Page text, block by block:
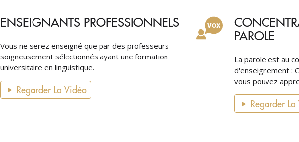
ENSEIGNANTS PROFESSIONNELS
Vous ne serez enseigné que par des professeurs
soigneusement sélectionnés ayant une formation
universitaire en linguistique.
Regarder La Vidéo
PAROLE
La parole est au
d'enseignement :
vous pouvez
Regarder